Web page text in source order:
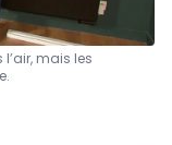
mais les